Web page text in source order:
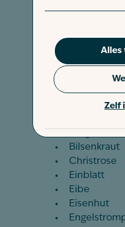
Alles
Zelf
Unter anderem
Pflanzen zu den
Lebensmitteln:
Bilsenkraut
Christrose
Einblatt
Eibe
Eisenhut